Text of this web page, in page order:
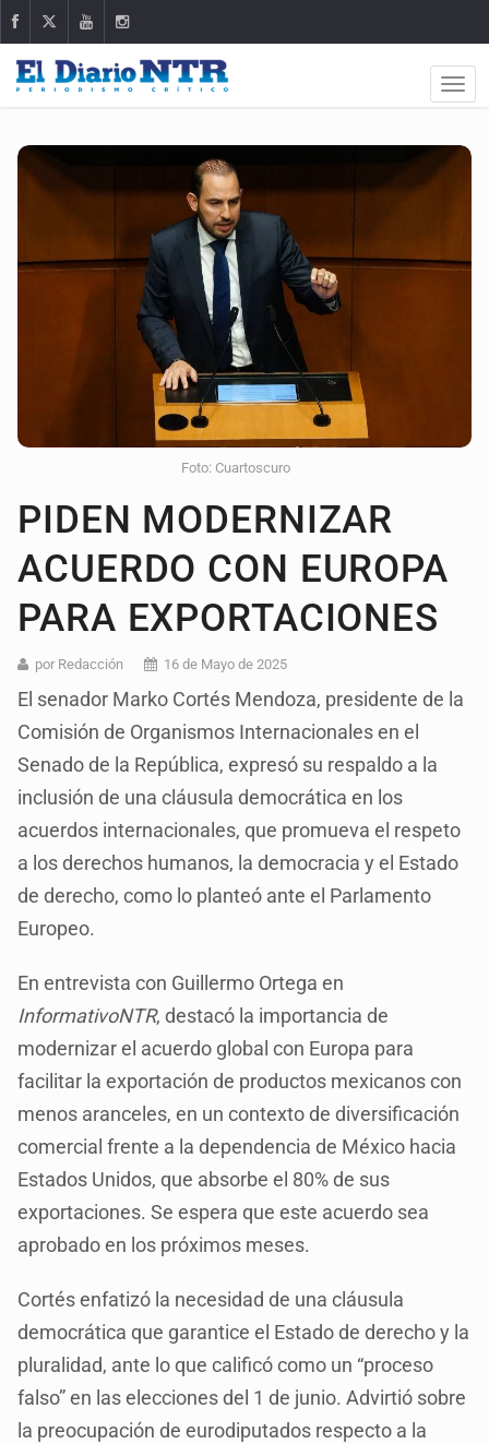
Foto: Cuartoscuro
PIDEN MODERNIZAR
ACUERDO CON EUROPA
PARA EXPORTACIONES
por Redacción 16 de Mayo de 2025
El senador Marko Cortés Mendoza, presidente de la
Comisión de Organismos Internacionales en el
Senado de la República, expresó su respaldo a la
inclusión de una cláusula democrática en los
acuerdos internacionales, que promueva el respeto
a los derechos humanos, la democracia y el Estado
de derecho, como lo planteó ante el Parlamento
Europeo.
En entrevista con Guillermo Ortega en
InformativoNTR, destacó la importancia de
modernizar el acuerdo global con Europa para
facilitar la exportación de productos mexicanos con
menos aranceles, en un contexto de diversificación
comercial frente a la dependencia de México hacia
Estados Unidos, que absorbe el 80% de sus
exportaciones. Se espera que este acuerdo sea
aprobado en los próximos meses.
Cortés enfatizó la necesidad de una cláusula
democrática que garantice el Estado de derecho y la
pluralidad, ante lo que calificó como un “proceso
falso” en las elecciones del 1 de junio. Advirtió sobre
la preocupación de eurodiputados respecto a la